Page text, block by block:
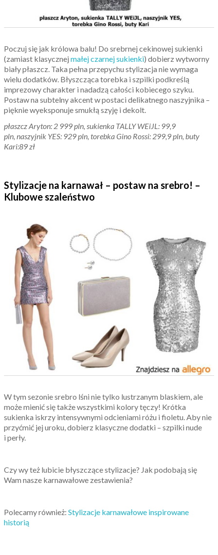
Poczuj się jak królowa balu! Do srebrnej cekinowej sukienki
(zamiast klasycznej małej czarnej sukienki) dobierz wytworny
biały płaszcz. Taka pełna przepychu stylizacja nie wymaga
wielu dodatków. Błyszcząca torebka i szpilki podkreślą
imprezowy charakter i nadadzą całości kobiecego szyku.
Postaw na subtelny akcent w postaci delikatnego naszyjnika –
pięknie wyeksponuje smukłą szyję i dekolt.
płaszcz Aryton: 2 999 pln, sukienka TALLY WEiJL: 99,9
pln, naszyjnik YES: 929 pln, torebka Gino Rossi: 299,9 pln, buty
Kari:89 zł
Stylizacje na karnawał – postaw na srebro! –
Klubowe szaleństwo
W tym sezonie srebro lśni nie tylko lustrzanym blaskiem, ale
może mienić się także wszystkimi kolory tęczy! Krótka
sukienka iskrzy intensywnymi odcieniami różu i fioletu. Aby nie
przyćmić jej uroku, dobierz klasyczne dodatki – szpilki nude
i perły.
Czy wy też lubicie błyszczące stylizacje? Jak podobają się
Wam nasze karnawałowe zestawienia?
Polecamy również: Stylizacje karnawałowe inspirowane
historią